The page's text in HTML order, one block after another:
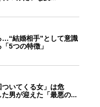
…“結婚相手”として意識
5つの特徴」
ついてくる女」は危
男が迎えた「最悪の...